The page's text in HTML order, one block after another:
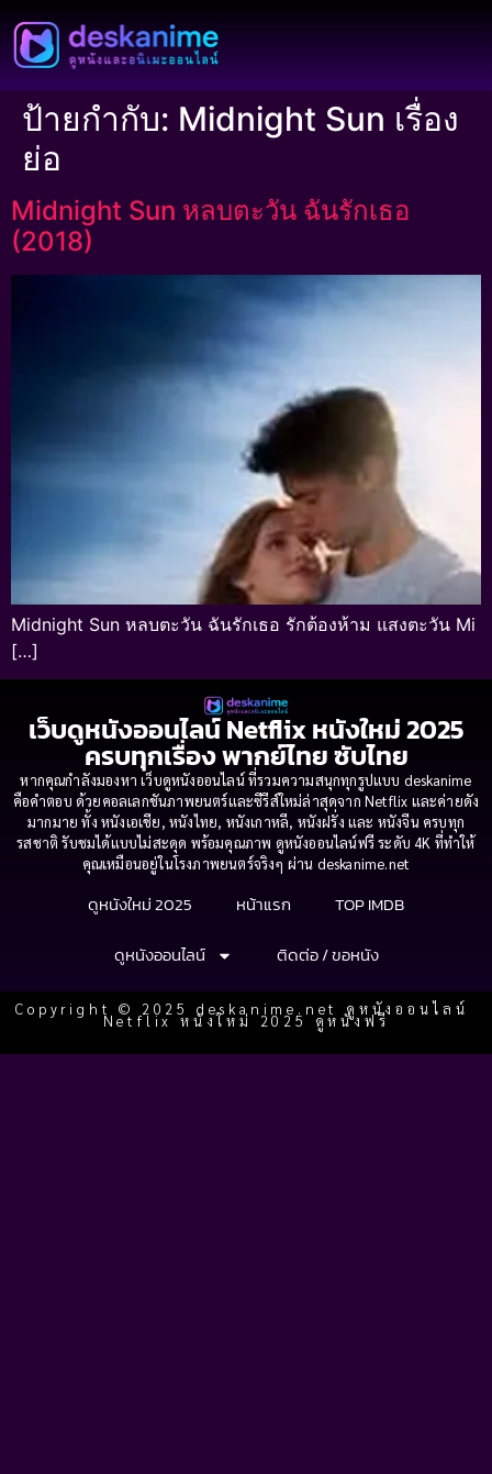
ป้ายกำกับ: Midnight Sun เรื่อง
ย่อ
Midnight Sun หลบตะวัน ฉันรักเธอ
(2018)
Midnight Sun หลบตะวัน ฉันรักเธอ รักต้องห้าม แสงตะวัน Mi
[…]
เว็บดูหนังออนไลน์ Netflix หนังใหม่ 2025
ครบทุกเรื่อง พากย์ไทย ซับไทย
หากคุณกำลังมองหา เว็บดูหนังออนไลน์ ที่รวมความสนุกทุกรูปแบบ deskanime
คือคำตอบ ด้วยคอลเลกชันภาพยนตร์และซีรีส์ใหม่ล่าสุดจาก Netflix และค่ายดัง
มากมาย ทั้ง หนังเอเชีย, หนังไทย, หนังเกาหลี, หนังฝรั่ง และ หนังจีน ครบทุก
รสชาติ รับชมได้แบบไม่สะดุด พร้อมคุณภาพ ดูหนังออนไลน์ฟรี ระดับ 4K ที่ทำให้
คุณเหมือนอยู่ในโรงภาพยนตร์จริงๆ ผ่าน deskanime.net
ดูหนังใหม่ 2025 หน้าแรก
TOP IMDB
ดูหนังออนไลน์
ติดต่อ / ขอหนัง
Copyright © 2025 deskanime.net ดูหนังออนไลน์
Netflix หนังใหม่ 2025 ดูหนังฟรี